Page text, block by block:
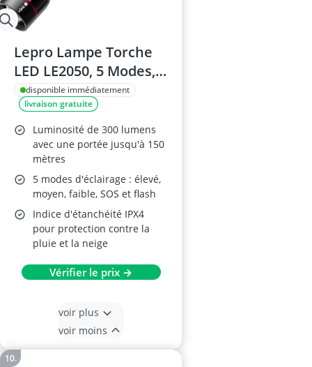
Lepro Lampe Torche
LED LE2050, 5 Modes,
IPX4 Étanche
disponible immédiatement
livraison gratuite
Luminosité de 300 lumens
avec une portée jusqu'à 150
mètres
5 modes d'éclairage : élevé,
moyen, faible, SOS et flash
Indice d'étanchéité IPX4
pour protection contre la
pluie et la neige
Vérifier le prix →
voir plus
voir moins